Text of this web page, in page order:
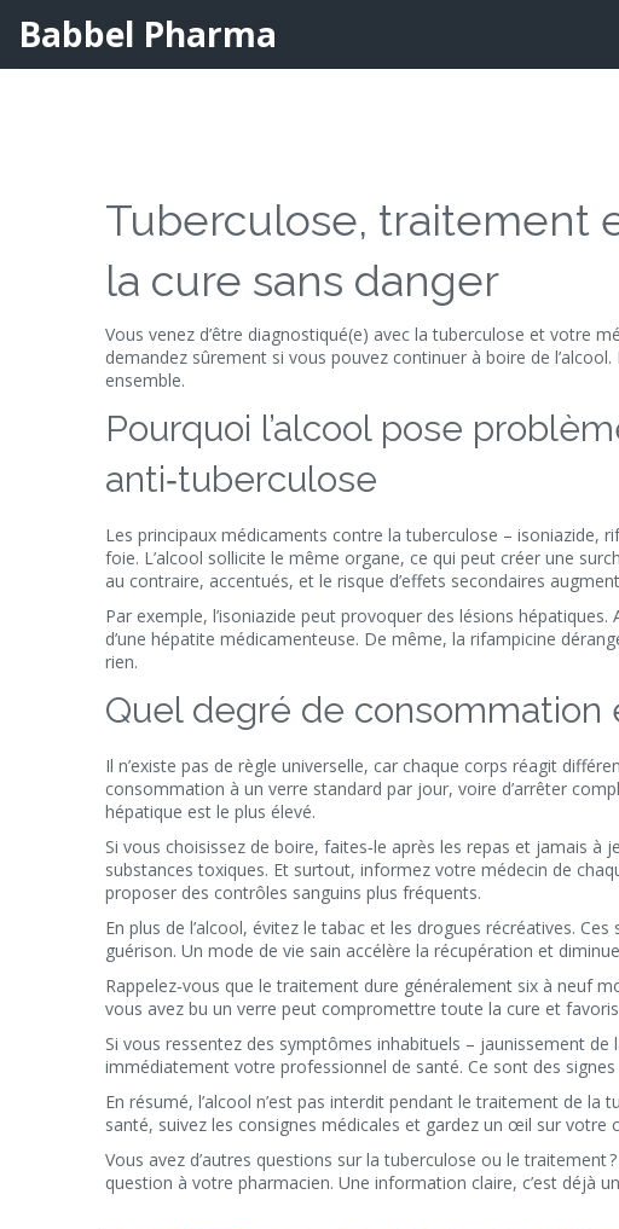
Babbel Pharma
Tuberculose, traitement
la cure sans danger
Vous venez d’être diagnostiqué(e) avec la tuberculose et votre
demandez sûrement si vous pouvez continuer à boire de
ensemble.
Pourquoi l’alcool pose
anti‑tuberculose
Les principaux médicaments contre la tuberculose – isoniazide,
foie. L’alcool sollicite le même organe, ce qui peut créer une
au contraire, accentués, et le risque d’effets secondaires
Par exemple, l’isoniazide peut provoquer des lésions
d’une hépatite médicamenteuse. De même, la rifampicine
rien.
Quel degré de consommation
Il n’existe pas de règle universelle, car chaque corps réagit
consommation à un verre standard par jour, voire d’arrêter
hépatique est le plus élevé.
Si vous choisissez de boire, faites‑le après les repas et jamais
substances toxiques. Et surtout, informez votre médecin de
proposer des contrôles sanguins plus fréquents.
En plus de l’alcool, évitez le tabac et les drogues récréatives.
guérison. Un mode de vie sain accélère la récupération et
Rappelez‑vous que le traitement dure généralement six à neuf
vous avez bu un verre peut compromettre toute la cure et
Si vous ressentez des symptômes inhabituels – jaunissement
immédiatement votre professionnel de santé. Ce sont des
En résumé, l’alcool n’est pas interdit pendant le traitement de
santé, suivez les consignes médicales et gardez un œil sur votre
Vous avez d’autres questions sur la tuberculose ou le
question à votre pharmacien. Une information claire, c’est déjà